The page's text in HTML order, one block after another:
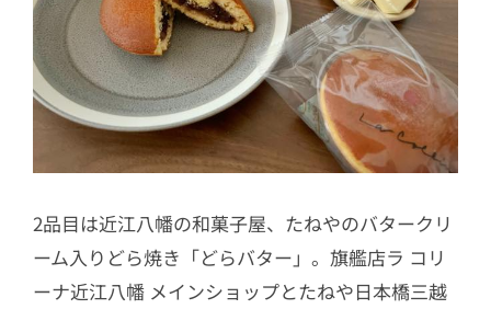
2品目は近江八幡の和菓子屋、たねやのバタークリ
ーム入りどら焼き「どらバター」。旗艦店ラ コリ
ーナ近江八幡 メインショップとたねや日本橋三越